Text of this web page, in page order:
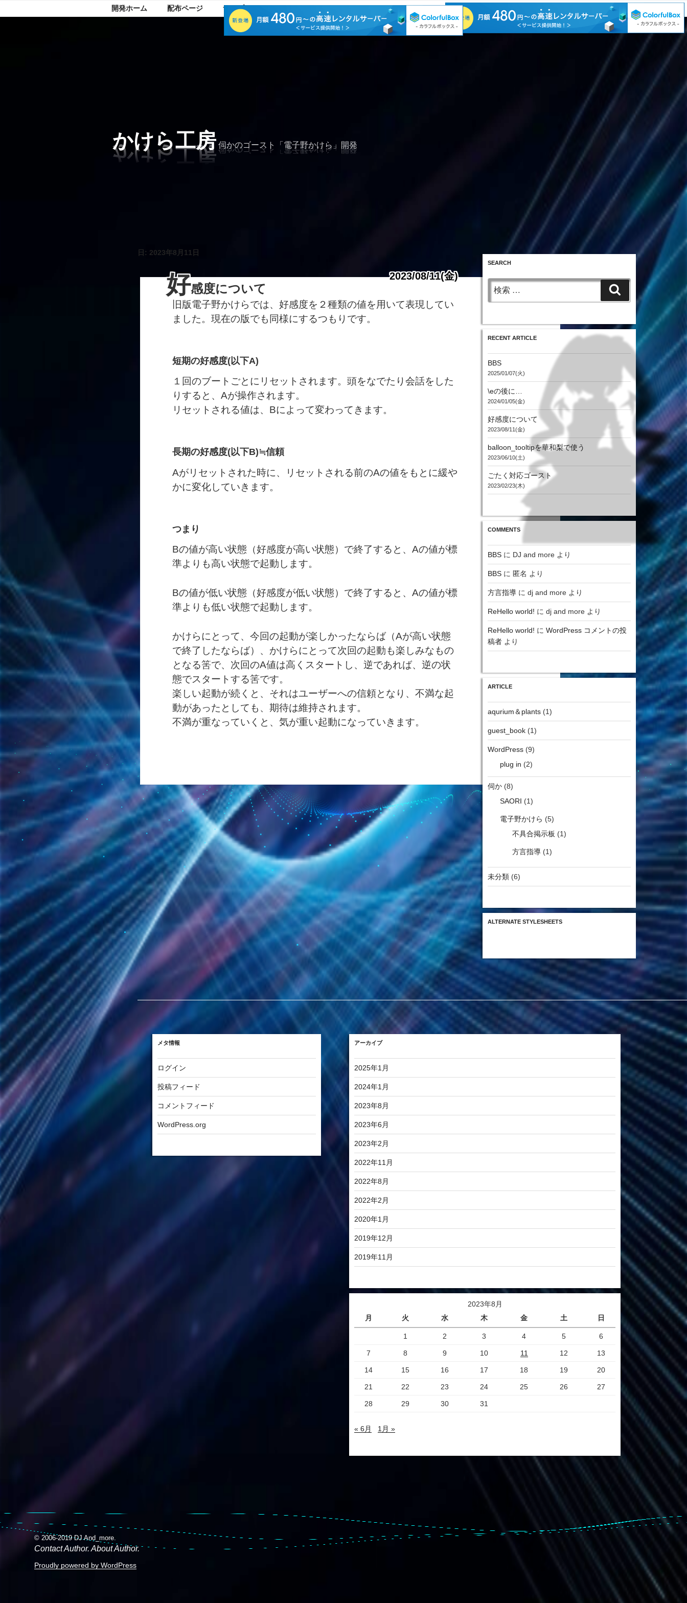
かけら工房 伺かのゴースト「電子野かけら」開発
開発ホーム 配布ページ サンプルページ font size
日: 2023年8月11日
2023/08/11(金)
好感度について
旧版電子野かけらでは、好感度を２種類の値を用いて表現してい
ました。現在の版でも同様にするつもりです。
短期の好感度(以下A)
１回のブートごとにリセットされます。頭をなでたり会話をした
りすると、Aが操作されます。
リセットされる値は、Bによって変わってきます。
長期の好感度(以下B)≒信頼
Aがリセットされた時に、リセットされる前のAの値をもとに緩や
かに変化していきます。
つまり
Bの値が高い状態（好感度が高い状態）で終了すると、Aの値が標
準よりも高い状態で起動します。
Bの値が低い状態（好感度が低い状態）で終了すると、Aの値が標
準よりも低い状態で起動します。
かけらにとって、今回の起動が楽しかったならば（Aが高い状態
で終了したならば）、かけらにとって次回の起動も楽しみなもの
となる筈で、次回のA値は高くスタートし、逆であれば、逆の状
態でスタートする筈です。
楽しい起動が続くと、それはユーザーへの信頼となり、不満な起
動があったとしても、期待は維持されます。
不満が重なっていくと、気が重い起動になっていきます。
SEARCH
検
索:
索
RECENT ARTICLE
BBS
2025/01/07(火)
\eの後に…
2024/01/05(金)
好感度について
2023/08/11(金)
balloon_tooltipを華和梨で使う
2023/06/10(土)
ごたく対応ゴースト
2023/02/23(木)
COMMENTS
BBS に DJ and more より
BBS に 匿名 より
方言指導 に dj and more より
ReHello world! に dj and more より
ReHello world! に WordPress コメントの投
稿者 より
ARTICLE
aqurium＆plants (1)
guest_book (1)
WordPress (9)
plug in (2)
伺か (8)
SAORI (1)
電子野かけら (5)
不具合掲示板 (1)
方言指導 (1)
未分類 (6)
ALTERNATE STYLESHEETS
メタ情報
ログイン
投稿フィード
コメントフィード
WordPress.org
アーカイブ
2025年1月
2024年1月
2023年8月
2023年6月
2023年2月
2022年11月
2022年8月
2022年2月
2020年1月
2019年12月
2019年11月
2023年8月
月
火 水 木 金 土 日
1 2 3 4 5 6
7 8 9 10 11 12 13
14 15 16 17 18 19 20
21 22 23 24 25 26 27
28 29 30 31
« 6月 1月 »
© 2006-2019 DJ And_more.
Contact Author. About Author.
Proudly powered by WordPress